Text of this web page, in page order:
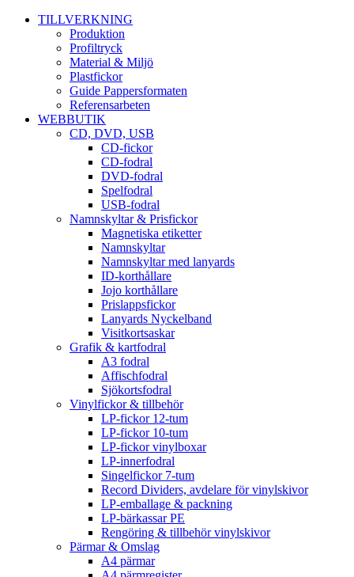
TILLVERKNING
Produktion
Profiltryck
Material & Miljö
Plastfickor
Guide Pappersformaten
Referensarbeten
WEBBUTIK
CD, DVD, USB
CD-fickor
CD-fodral
DVD-fodral
Spelfodral
USB-fodral
Namnskyltar & Prisfickor
Magnetiska etiketter
Namnskyltar
Namnskyltar med lanyards
ID-korthållare
Jojo korthållare
Prislappsfickor
Lanyards Nyckelband
Visitkortsaskar
Grafik & kartfodral
A3 fodral
Affischfodral
Sjökortsfodral
Vinylfickor & tillbehör
LP-fickor 12-tum
LP-fickor 10-tum
LP-fickor vinylboxar
LP-innerfodral
Singelfickor 7-tum
Record Dividers, avdelare för vinylskivor
LP-emballage & packning
LP-bärkassar PE
Rengöring & tillbehör vinylskivor
Pärmar & Omslag
A4 pärmar